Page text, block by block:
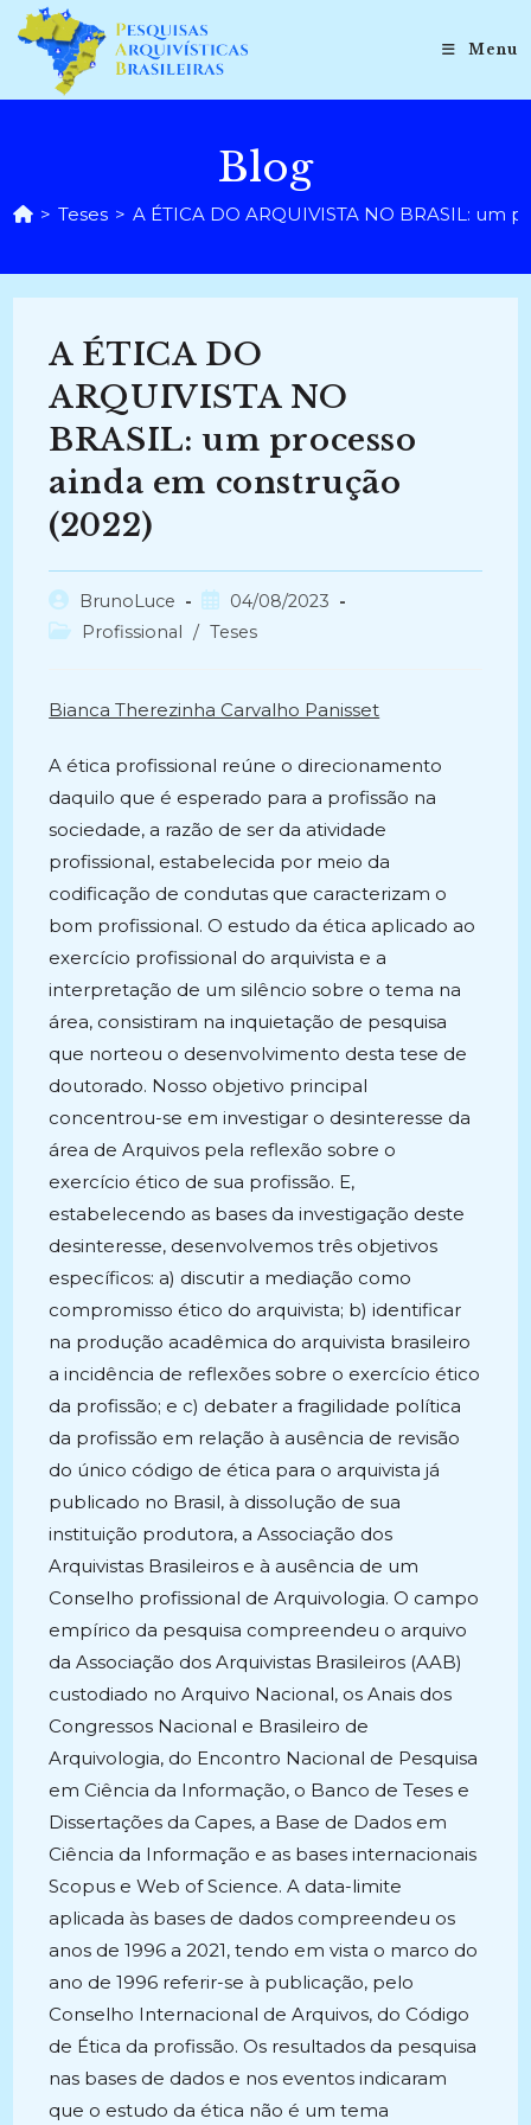
para
conteúdo
Menu
Blog
> Teses > A ÉTICA DO ARQUIVISTA NO BRASIL: um
A ÉTICA DO
ARQUIVISTA NO
BRASIL: um processo
ainda em construção
(2022)
Autor
do
BrunoLuce
Post
publicado:
04/08/2023
Categoria
Profissional / Teses
Bianca Therezinha Carvalho Panisset
A ética profissional reúne o direcionamento
daquilo que é esperado para a profissão na
sociedade, a razão de ser da atividade
profissional, estabelecida por meio da
codificação de condutas que caracterizam o
bom profissional. O estudo da ética aplicado ao
exercício profissional do arquivista e a
interpretação de um silêncio sobre o tema na
área, consistiram na inquietação de pesquisa
que norteou o desenvolvimento desta tese de
doutorado. Nosso objetivo principal
concentrou-se em investigar o desinteresse da
área de Arquivos pela reflexão sobre o
exercício ético de sua profissão. E,
estabelecendo as bases da investigação deste
desinteresse, desenvolvemos três objetivos
específicos: a) discutir a mediação como
compromisso ético do arquivista; b) identificar
na produção acadêmica do arquivista brasileiro
a incidência de reflexões sobre o exercício ético
da profissão; e c) debater a fragilidade política
da profissão em relação à ausência de revisão
do único código de ética para o arquivista já
publicado no Brasil, à dissolução de sua
instituição produtora, a Associação dos
Arquivistas Brasileiros e à ausência de um
Conselho profissional de Arquivologia. O campo
empírico da pesquisa compreendeu o arquivo
da Associação dos Arquivistas Brasileiros (AAB)
custodiado no Arquivo Nacional, os Anais dos
Congressos Nacional e Brasileiro de
Arquivologia, do Encontro Nacional de Pesquisa
em Ciência da Informação, o Banco de Teses e
Dissertações da Capes, a Base de Dados em
Ciência da Informação e as bases internacionais
Scopus e Web of Science. A data-limite
aplicada às bases de dados compreendeu os
anos de 1996 a 2021, tendo em vista o marco do
ano de 1996 referir-se à publicação, pelo
Conselho Internacional de Arquivos, do Código
de Ética da profissão. Os resultados da pesquisa
nas bases de dados e nos eventos indicaram
que o estudo da ética não é um tema